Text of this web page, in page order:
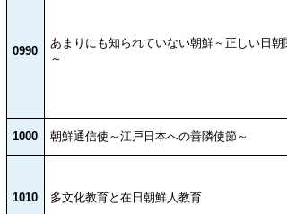
0990
あまりにも知られていない朝鮮～正しい日朝関
～
1000 朝鮮通信使～江戸日本への善隣使節～
1010 多文化教育と在日朝鮮人教育